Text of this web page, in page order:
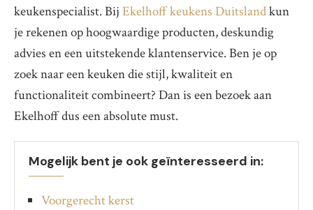
keukenspecialist. Bij Ekelhoff keukens Duitslandkun
je rekenen op hoogwaardige producten, deskundig
advies en een uitstekende klantenservice. Ben je op
zoek naar een keuken die stijl, kwaliteit en
functionaliteit combineert? Dan is een bezoek aan
Ekelhoff dus een absolute must.
Mogelijk bent je ook geïnteresseerd in:
Voorgerecht kerst